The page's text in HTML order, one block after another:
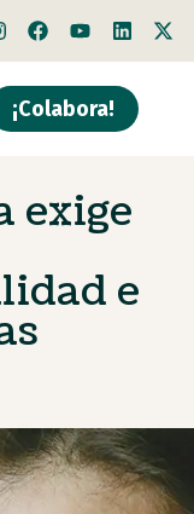
¡Colabora!
exige
e